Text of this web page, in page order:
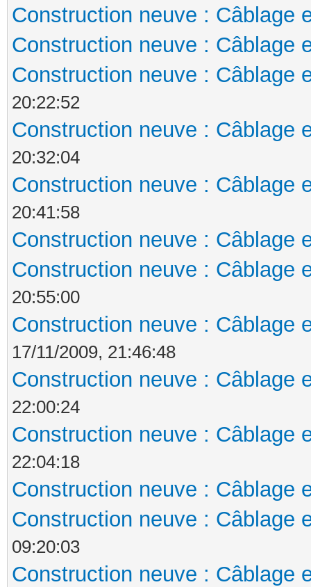
Construction neuve : Câblage
Construction neuve : Câblage
Construction neuve : Câblage
20:22:52
Construction neuve : Câblage
20:32:04
Construction neuve : Câblage
20:41:58
Construction neuve : Câblage
Construction neuve : Câblage
20:55:00
Construction neuve : Câblage
17/11/2009, 21:46:48
Construction neuve : Câblage
22:00:24
Construction neuve : Câblage
22:04:18
Construction neuve : Câblage
Construction neuve : Câblage
09:20:03
Construction neuve : Câblage